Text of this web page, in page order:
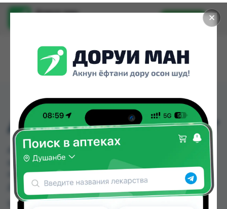
✕
Доруи ман
Установить
ARKO BATH RAZOR 5ШТ
ARKO BATH RAZOR 5ШТ можно купить или
заказать в аптеках, Нишон №1, Нишон №2,
Нишон №3 по цене от 7.00 TJS до 8.00 TJS в
Душанбе и других городах Таджикистана
Цена: от
7.00 TJS